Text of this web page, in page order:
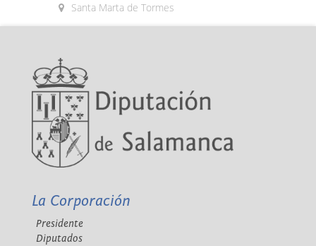
Santa Marta de Tormes
La Corporación
Presidente
Diputados